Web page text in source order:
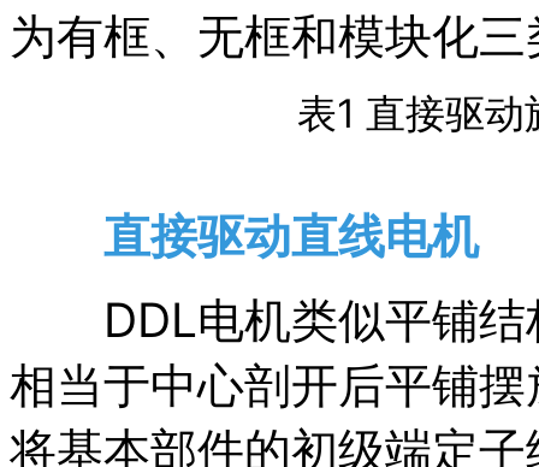
为有框、无框和模块化
表1 直接驱
直接驱动直线电机
DDL电机类似平铺结
相当于中心剖开后平铺
将基本部件的初级端定